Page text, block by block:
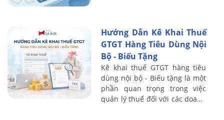
Hướng Dẫn Kê Khai Thuế
GTGT Hàng Tiêu Dùng Nội
Bộ - Biếu Tặng
Kê khai thuế GTGT hàng tiêu
dùng nội bộ - Biếu tặng là một
phần quan trọng trong việc
quản lý thuế đối với các doanh